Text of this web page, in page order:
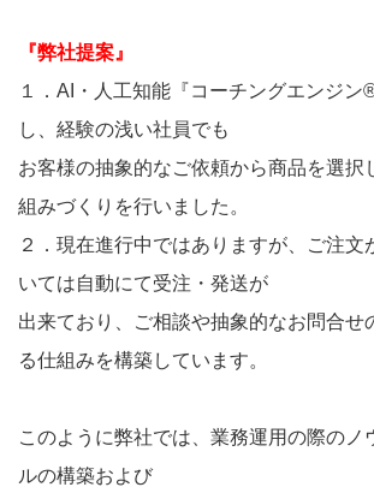
『弊社提案』
１．AI・人工知能『コーチングエンジン
し、経験の浅い社員でも
お客様の抽象的なご依頼から商品を選択
組みづくりを行いました。
２．現在進行中ではありますが、ご注文
いては自動にて受注・発送が
出来ており、ご相談や抽象的なお問合せ
る仕組みを構築しています。
このように弊社では、業務運用の際のノ
ルの構築および